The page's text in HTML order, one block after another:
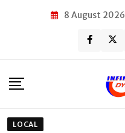
8 August 2026
LOCAL